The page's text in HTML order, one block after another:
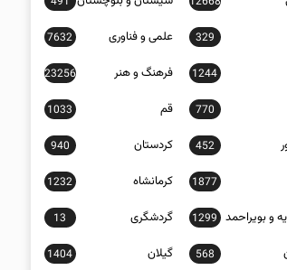
329 علمی و فناوری 7632
1244 فرهنگ و هنر 23256
770 قم 1033
452 کردستان 940
1877 کرمانشاه 1232
و بویراحمد 1299 گردشگری 13
568 گیلان 1404